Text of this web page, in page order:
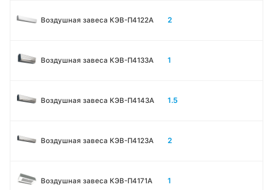
Воздушная завеса КЭВ-П4122A 2
Воздушная завеса КЭВ-П4133A 1
Воздушная завеса КЭВ-П4143A 1.5
Воздушная завеса КЭВ-П4123A 2
Воздушная завеса КЭВ-П4171A 1